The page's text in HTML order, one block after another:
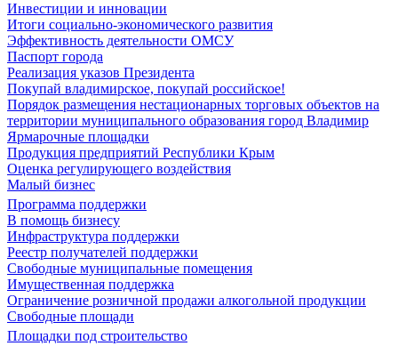
Инвестиции и инновации
Итоги социально-экономического развития
Эффективность деятельности ОМСУ
Паспорт города
Реализация указов Президента
Покупай владимирское, покупай российское!
Порядок размещения нестационарных торговых объектов на
территории муниципального образования город Владимир
Ярмарочные площадки
Продукция предприятий Республики Крым
Оценка регулирующего воздействия
Малый бизнес
Программа поддержки
В помощь бизнесу
Инфраструктура поддержки
Реестр получателей поддержки
Свободные муниципальные помещения
Имущественная поддержка
Ограничение розничной продажи алкогольной продукции
Свободные площади
Площадки под строительство